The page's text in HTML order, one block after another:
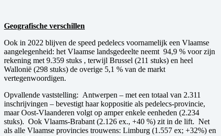
Geografische verschillen
Ook in 2022 blijven de speed pedelecs voornamelijk een Vlaamse
aangelegenheid: het Vlaamse landsgedeelte neemt 94,9 % voor zijn
rekening met 9.359 stuks , terwijl Brussel (211 stuks) en heel
Wallonië (298 stuks) de overige 5,1 % van de markt
vertegenwoordigen.
Opvallende vaststelling: Antwerpen – met een totaal van 2.311
inschrijvingen – bevestigt haar koppositie als pedelecs-provincie,
maar Oost-Vlaanderen volgt op amper enkele eenheden (2.234
stuks). Ook Vlaams-Brabant (2.126 ex., +40 %) zit in de lift. Net
als alle Vlaamse provincies trouwens: Limburg (1.557 ex; +32%) en